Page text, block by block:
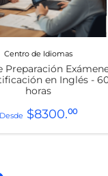
Centro de Idiomas
Preparación
en Inglés -
horas
$8300.00